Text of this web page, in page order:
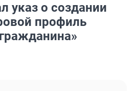
указ о создании
профиль